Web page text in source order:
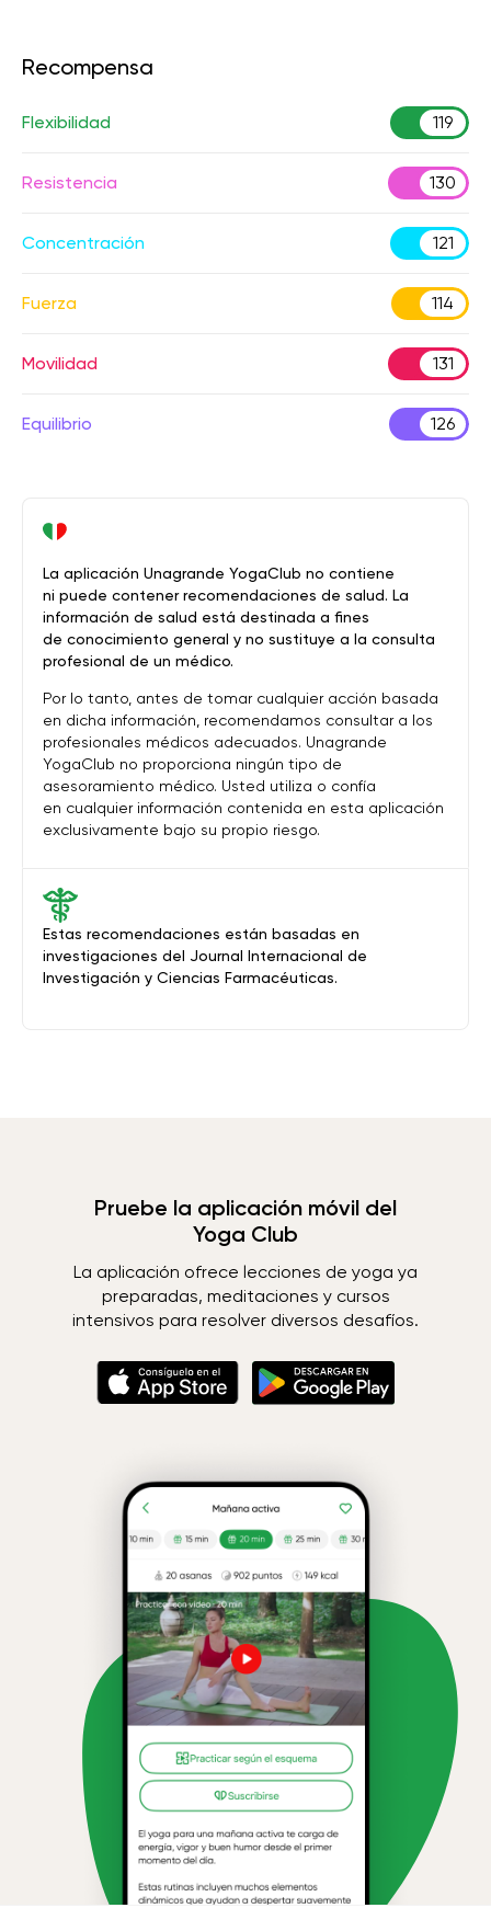
Recompensa
Flexibilidad 119
Resistencia 130
Concentración 121
Fuerza 114
Movilidad 131
Equilibrio 126
Estas recomendaciones están basadas en
investigaciones del Journal Internacional de
Investigación y Ciencias Farmacéuticas.
La aplicación Unagrande YogaClub no contiene
ni puede contener recomendaciones de salud. La
información de salud está destinada a fines
de conocimiento general y no sustituye a la consulta
profesional de un médico.
Por lo tanto, antes de tomar cualquier acción basada
en dicha información, recomendamos consultar a los
profesionales médicos adecuados. Unagrande
YogaClub no proporciona ningún tipo de
asesoramiento médico. Usted utiliza o confía
en cualquier información contenida en esta aplicación
exclusivamente bajo su propio riesgo.
Pruebe la aplicación móvil del
Yoga Club
La aplicación ofrece lecciones de yoga ya
preparadas, meditaciones y cursos
intensivos para resolver diversos desafíos.